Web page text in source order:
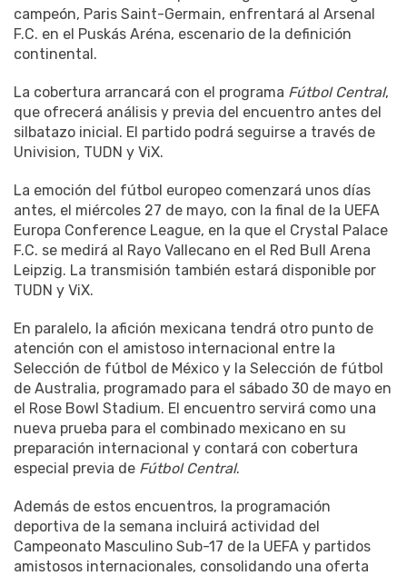
campeón, Paris Saint-Germain, enfrentará al Arsenal
F.C. en el Puskás Aréna, escenario de la definición
continental.
La cobertura arrancará con el programa Fútbol Central,
que ofrecerá análisis y previa del encuentro antes del
silbatazo inicial. El partido podrá seguirse a través de
Univision, TUDN y ViX.
La emoción del fútbol europeo comenzará unos días
antes, el miércoles 27 de mayo, con la final de la UEFA
Europa Conference League, en la que el Crystal Palace
F.C. se medirá al Rayo Vallecano en el Red Bull Arena
Leipzig. La transmisión también estará disponible por
TUDN y ViX.
En paralelo, la afición mexicana tendrá otro punto de
atención con el amistoso internacional entre la
Selección de fútbol de México y la Selección de fútbol
de Australia, programado para el sábado 30 de mayo en
el Rose Bowl Stadium. El encuentro servirá como una
nueva prueba para el combinado mexicano en su
preparación internacional y contará con cobertura
especial previa de Fútbol Central.
Además de estos encuentros, la programación
deportiva de la semana incluirá actividad del
Campeonato Masculino Sub-17 de la UEFA y partidos
amistosos internacionales, consolidando una oferta